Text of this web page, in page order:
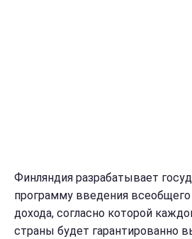
Финляндия разрабатывает
программу введения всеобщего
дохода, согласно которой
страны будет гарантированно